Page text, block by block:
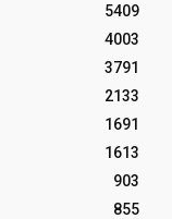
5409
4003
3791
2133
1691
1613
903
855